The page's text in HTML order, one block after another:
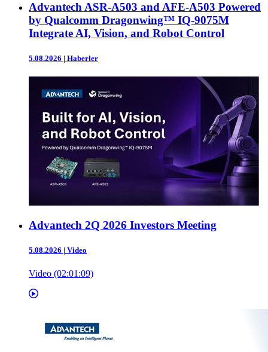
Advantech ASR-A503 and AFE-A503 Powered
by Qualcomm Dragonwing™ IQ-9075M
Integrate AI, Vision, and Robot Control
5.08.2026 | Haberler
Advantech 2Q 2026 Investors Meeting
5.08.2026 | Video
Video (02:01:09)